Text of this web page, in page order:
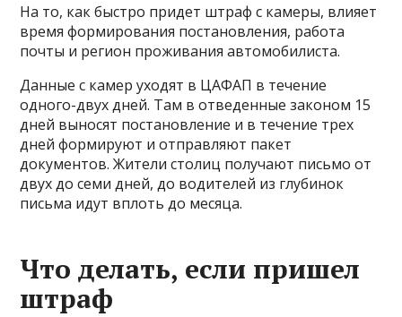
На то, как быстро придет штраф с камеры, влияет
время формирования постановления, работа
почты и регион проживания автомобилиста.
Данные с камер уходят в ЦАФАП в течение
одного-двух дней. Там в отведенные законом 15
дней выносят постановление и в течение трех
дней формируют и отправляют пакет
документов. Жители столиц получают письмо от
двух до семи дней, до водителей из глубинок
письма идут вплоть до месяца.
Что делать, если пришел
штраф